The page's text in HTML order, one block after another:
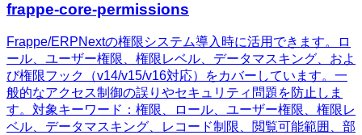
frappe-core-permissions
Frappe/ERPNextの権限システム導入時に活用できます。ロ
ール、ユーザー権限、権限レベル、データマスキング、およ
び権限フック（v14/v15/v16対応）をカバーしています。一
般的なアクセス制御の誤りやセキュリティ問題を防止しま
す。対象キーワード：権限、ロール、ユーザー権限、権限レ
ベル、データマスキング、レコード制限、閲覧可能範囲、部